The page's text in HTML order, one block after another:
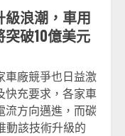
級浪潮，車用
破10億美元
車廠競爭也日益激
快充要求，各家車
流方向邁進，而碳
動該技術升級的